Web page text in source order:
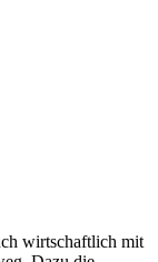
wirtschaftlich mit